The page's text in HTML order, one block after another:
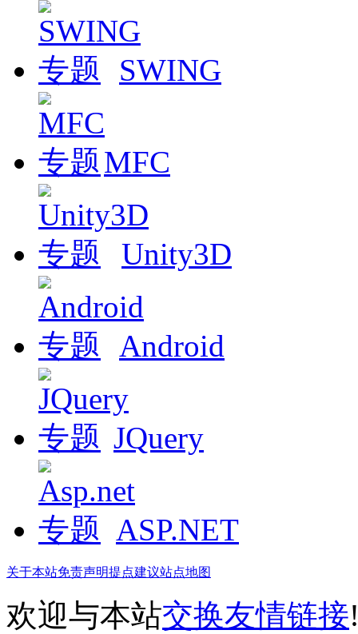
SWING
MFC
Unity3D
Android
JQuery
ASP.NET
关于本站免责声明提点建议站点地图
欢迎与本站交换友情链接